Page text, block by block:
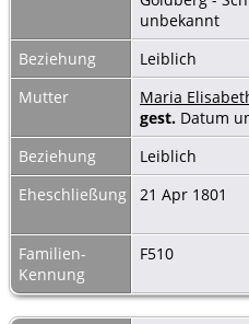
unbekannt
Beziehung
Leiblich
Mutter
Maria
gest. Datum
Beziehung
Leiblich
Eheschließung
21 Apr 1801
Familien-
Kennung
F510